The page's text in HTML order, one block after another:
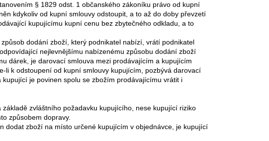
§ 1829 odst. 1 občanského zákoníku právo od kupní
kdykoliv od kupní smlouvy odstoupit, a to až do doby převzetí
kupujícímu kupní cenu bez zbytečného odkladu, a to
dodání zboží, který podnikatel nabízí, vrátí podnikatel
nejlevnějšímu nabízenému způsobu dodání zboží
dárek, je darovací smlouva mezi prodávajícím a kupujícím
li k odstoupení od kupní smlouvy kupujícím, pozbývá darovací
je povinen spolu se zbožím prodávajícímu vrátit i
zvláštního požadavku kupujícího, nese kupující riziko
způsobem dopravy.
dodat zboží na místo určené kupujícím v objednávce, je kupující